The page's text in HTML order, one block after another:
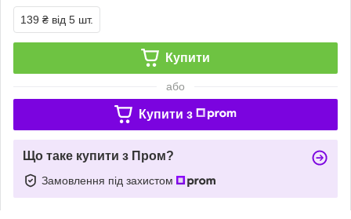
139 ₴ від 5 шт.
Купити
або
Купити з
Що таке купити з Пром?
Замовлення під захистом